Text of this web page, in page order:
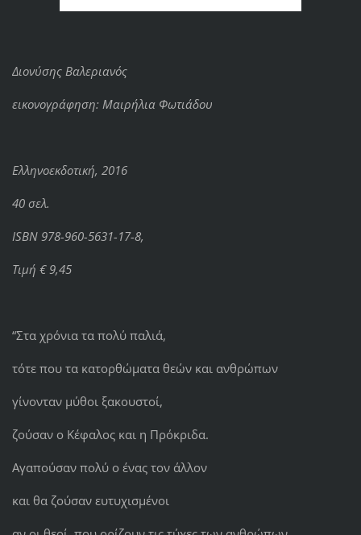
Διονύσης Βαλεριανός
εικονογράφηση: Μαιρήλια Φωτιάδου
Ελληνοεκδοτική, 2016
40 σελ.
ISBN 978-960-5631-17-8,
Τιμή € 9,45
“Στα χρόνια τα πολύ παλιά,
τότε που τα κατορθώματα θεών και ανθρώπων
γίνονταν μύθοι ξακουστοί,
ζούσαν ο Κέφαλος και η Πρόκριδα.
Αγαπούσαν πολύ ο ένας τον άλλον
και θα ζούσαν ευτυχισμένοι